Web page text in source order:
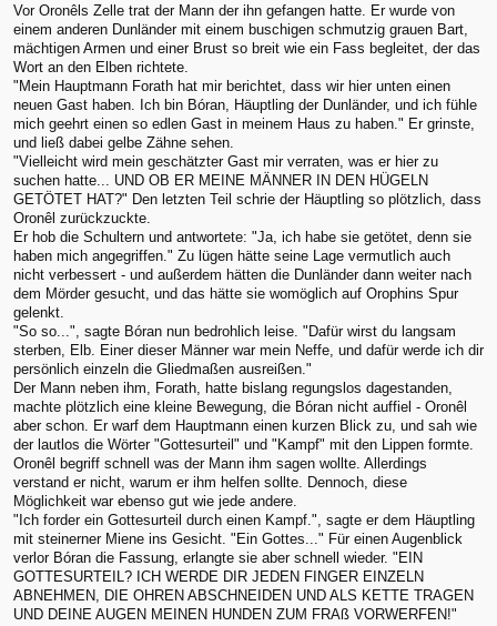
Vor Oronêls Zelle trat der Mann der ihn gefangen hatte. Er wurde von
einem anderen Dunländer mit einem buschigen schmutzig grauen Bart,
mächtigen Armen und einer Brust so breit wie ein Fass begleitet, der das
Wort an den Elben richtete.
"Mein Hauptmann Forath hat mir berichtet, dass wir hier unten einen
neuen Gast haben. Ich bin Bóran, Häuptling der Dunländer, und ich fühle
mich geehrt einen so edlen Gast in meinem Haus zu haben." Er grinste,
und ließ dabei gelbe Zähne sehen.
"Vielleicht wird mein geschätzter Gast mir verraten, was er hier zu
suchen hatte... UND OB ER MEINE MÄNNER IN DEN HÜGELN
GETÖTET HAT?" Den letzten Teil schrie der Häuptling so plötzlich, dass
Oronêl zurückzuckte.
Er hob die Schultern und antwortete: "Ja, ich habe sie getötet, denn sie
haben mich angegriffen." Zu lügen hätte seine Lage vermutlich auch
nicht verbessert - und außerdem hätten die Dunländer dann weiter nach
dem Mörder gesucht, und das hätte sie womöglich auf Orophins Spur
gelenkt.
"So so...", sagte Bóran nun bedrohlich leise. "Dafür wirst du langsam
sterben, Elb. Einer dieser Männer war mein Neffe, und dafür werde ich dir
persönlich einzeln die Gliedmaßen ausreißen."
Der Mann neben ihm, Forath, hatte bislang regungslos dagestanden,
machte plötzlich eine kleine Bewegung, die Bóran nicht auffiel - Oronêl
aber schon. Er warf dem Hauptmann einen kurzen Blick zu, und sah wie
der lautlos die Wörter "Gottesurteil" und "Kampf" mit den Lippen formte.
Oronêl begriff schnell was der Mann ihm sagen wollte. Allerdings
verstand er nicht, warum er ihm helfen sollte. Dennoch, diese
Möglichkeit war ebenso gut wie jede andere.
"Ich forder ein Gottesurteil durch einen Kampf.", sagte er dem Häuptling
mit steinerner Miene ins Gesicht. "Ein Gottes..." Für einen Augenblick
verlor Bóran die Fassung, erlangte sie aber schnell wieder. "EIN
GOTTESURTEIL? ICH WERDE DIR JEDEN FINGER EINZELN
ABNEHMEN, DIE OHREN ABSCHNEIDEN UND ALS KETTE TRAGEN
UND DEINE AUGEN MEINEN HUNDEN ZUM FRAß VORWERFEN!"